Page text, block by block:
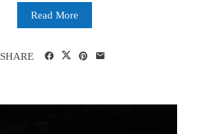
Read More
SHARE